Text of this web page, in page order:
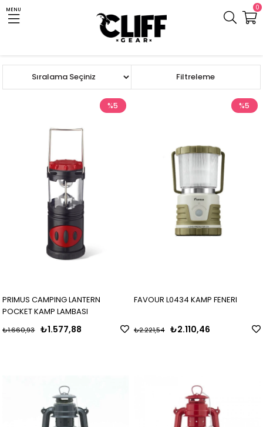
MENU 0
Filtreleme
Sıralama
PRIMUS CAMPING LANTERN
POCKET KAMP LAMBASI
₺1.577,88
₺1.660,93
%5
FAVOUR L0434 KAMP FENERI
₺2.110,46
₺2.221,54
%5